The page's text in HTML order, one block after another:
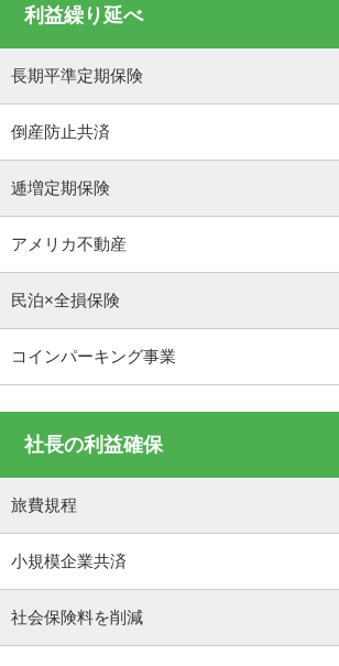
利益繰り延べ
長期平準定期保険
倒産防止共済
逓増定期保険
アメリカ不動産
民泊×全損保険
コインパーキング事業
社長の利益確保
旅費規程
小規模企業共済
社会保険料を削減